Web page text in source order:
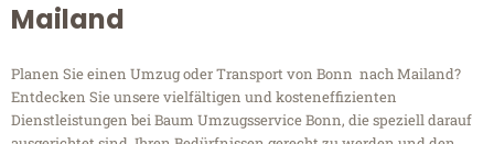
Mailand
Planen Sie einen Umzug oder Transport von Bonn nach Mailand?
Entdecken Sie unsere vielfältigen und kosteneffizienten
Dienstleistungen bei Baum Umzugsservice Bonn, die speziell darauf